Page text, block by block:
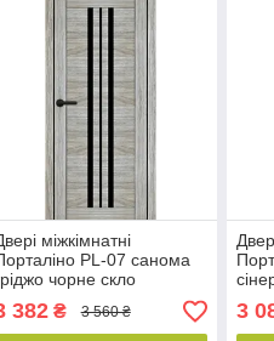
міжкімнатні
PL-07 санома
чорне скло
382₴ 3 560 ₴ 3